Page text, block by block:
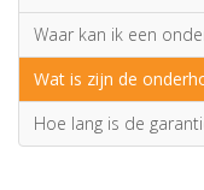
Waar kan ik een
Wat is zijn de
Hoe lang is de